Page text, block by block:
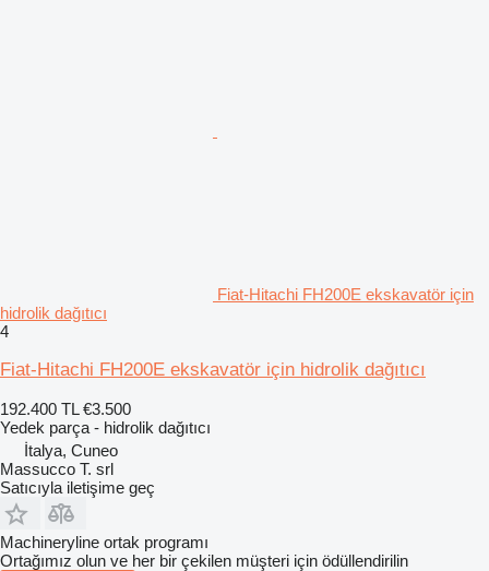
Fiat-Hitachi FH200E ekskavatör için
hidrolik dağıtıcı
4
Fiat-Hitachi FH200E ekskavatör için hidrolik dağıtıcı
192.400 TL €3.500
Yedek parça - hidrolik dağıtıcı
İtalya, Cuneo
Massucco T. srl
Satıcıyla iletişime geç
Machineryline ortak programı
Ortağımız olun ve her bir çekilen müşteri için ödüllendirilin